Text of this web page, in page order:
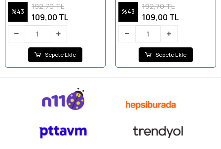
%43
192,70 TL
109,00 TL
Sepete Ekle
%43
192,70 TL
109,00 TL
Sepete Ekle